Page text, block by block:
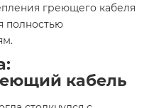
греющего кабеля
полностью
кабель